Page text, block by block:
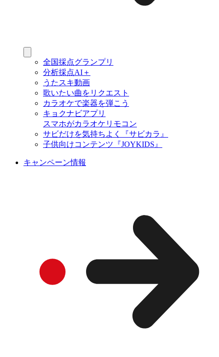
全国採点グランプリ
分析採点AI＋
うたスキ動画
歌いたい曲をリクエスト
カラオケで楽器を弾こう
キョクナビアプリ
スマホがカラオケリモコン
サビだけを気持ちよく『サビカラ』
子供向けコンテンツ『JOYKIDS』
キャンペーン情報